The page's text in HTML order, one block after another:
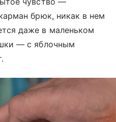
брюк, никак в нем
даже в маленьком
— с яблочным